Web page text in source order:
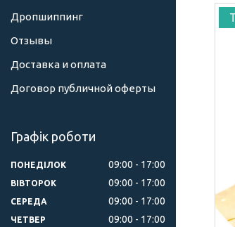
Дропшиппинг
Отзывы
Доставка и оплата
Договор публичной оферты
Графік роботи
ПОНЕДІЛОК 09:00 17:00
ВІВТОРОК 09:00 17:00
СЕРЕДА 09:00 17:00
ЧЕТВЕР 09:00 17:00